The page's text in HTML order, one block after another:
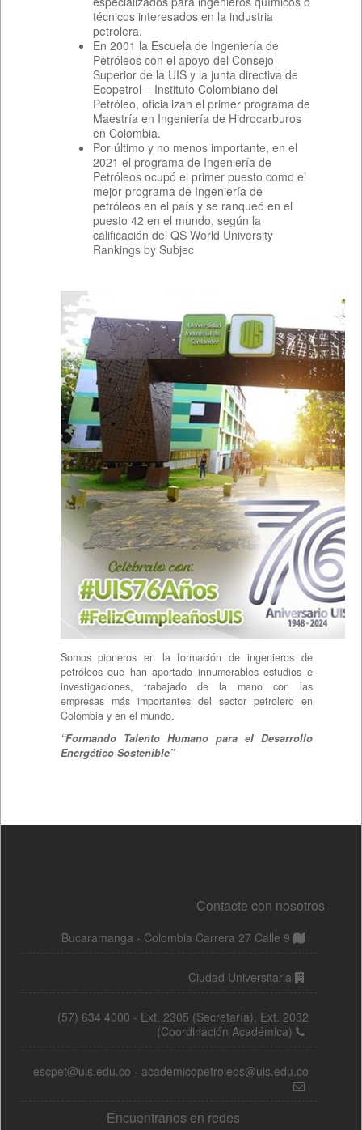
Contacte con nosotros
Bucaramanga - Colombia Carrera 27 Calle 9
Ciudad Universitaria
(57) 634 4000 - Ext. 2305 (Secretaría), Ext. 2032
(Coordinación Académica)
escpet@uis.edu.co - academicopetroleos@uis.edu.co
Encuentranos en redes